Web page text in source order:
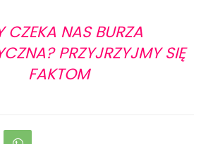
CZEKA NAS BURZA
PRZYJRZYJMY SIĘ
FAKTOM